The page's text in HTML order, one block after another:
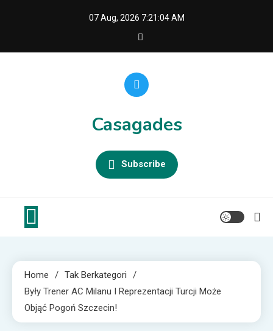
07 Aug, 2026 7:21:05 AM
Casagades
Subscribe
Home
Tak Berkategori
Były Trener AC Milanu I Reprezentacji Turcji Może
Objąć Pogoń Szczecin!